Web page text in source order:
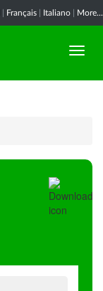
Français Italiano More...